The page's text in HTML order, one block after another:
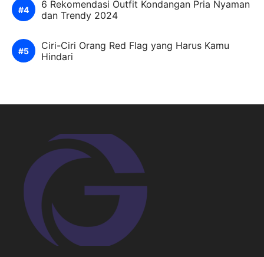
6 Rekomendasi Outfit Kondangan Pria Nyaman
dan Trendy 2024
Ciri-Ciri Orang Red Flag yang Harus Kamu
Hindari